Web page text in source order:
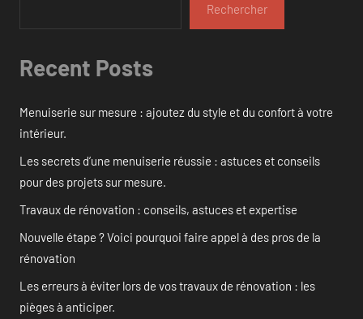
Rechercher
Recent Posts
Menuiserie sur mesure : ajoutez du style et du confort à votre
intérieur.
Les secrets d’une menuiserie réussie : astuces et conseils
pour des projets sur mesure.
Travaux de rénovation : conseils, astuces et expertise
Nouvelle étape ? Voici pourquoi faire appel à des pros de la
rénovation
Les erreurs à éviter lors de vos travaux de rénovation : les
pièges à anticiper.